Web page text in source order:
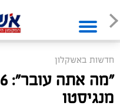
חדשות באשקלון
מנגיסטו